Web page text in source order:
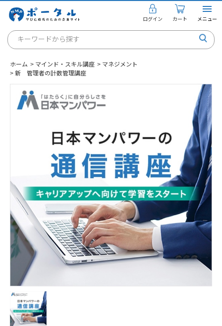
ログイン カート メニュー
キーワードから探す
通信講座
キャリアコンサルタント
書籍・教材
ご利用ガイド
個人のお客様
法人のお客様
企業情報
採用情報
閉じる
ホーム > マインド・スキル講座 > マネジメント
> 新 管理者の計数管理講座